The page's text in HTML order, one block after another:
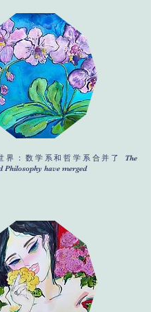
界：数学系和哲学系合并了 The
Philosophy have merged